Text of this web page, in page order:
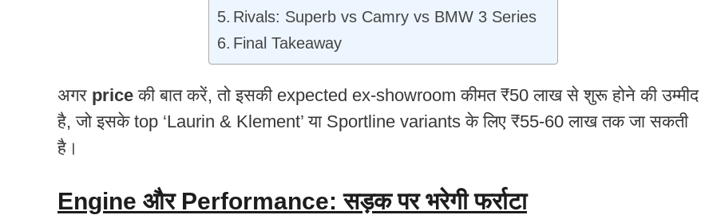
Rivals: Superb vs Camry vs BMW 3 Series
Final Takeaway
अगर price की बात करें, तो इसकी expected ex-showroom कीमत ₹50 लाख से शुरू होने की उम्मीद
है, जो इसके top ‘Laurin & Klement’ या Sportline variants के लिए ₹55-60 लाख तक जा सकती
है।
Engine और Performance: सड़क पर भरेगी फर्राटा